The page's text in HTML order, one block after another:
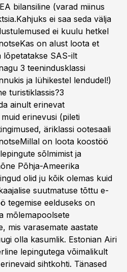
bilansiline (varad miinus
ei saa seda välja
ei kuulu hetkel
on alust loota et
lõpetatakse SAS-ilt
3 teenindusklassi
ja lühikestel lendudel!)
turistiklassis?3
ainult erinevat
erinevusi (pileti
äriklassi ootesaali
on loota koostöö
sõlmimist ja
Põhja-Ameerika
olid ju kõik olemas kuid
suutmatuse tõttu e-
tegemise eelduseks on
mõlemapoolsete
mis varasemate aastate
olla kasumlik. Estonian Airi
lepingutega võimalikult
sihtkohti. Tänased